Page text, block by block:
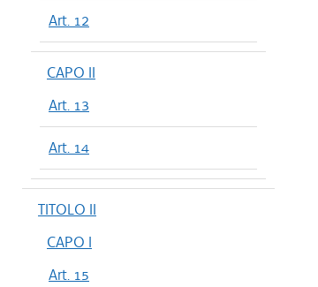
Art. 12
CAPO II
Art. 13
Art. 14
TITOLO II
CAPO I
Art. 15